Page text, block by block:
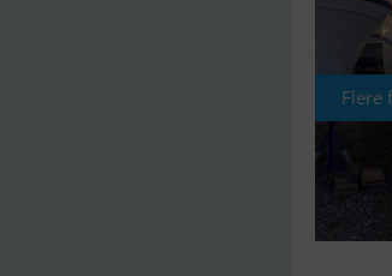
Flere